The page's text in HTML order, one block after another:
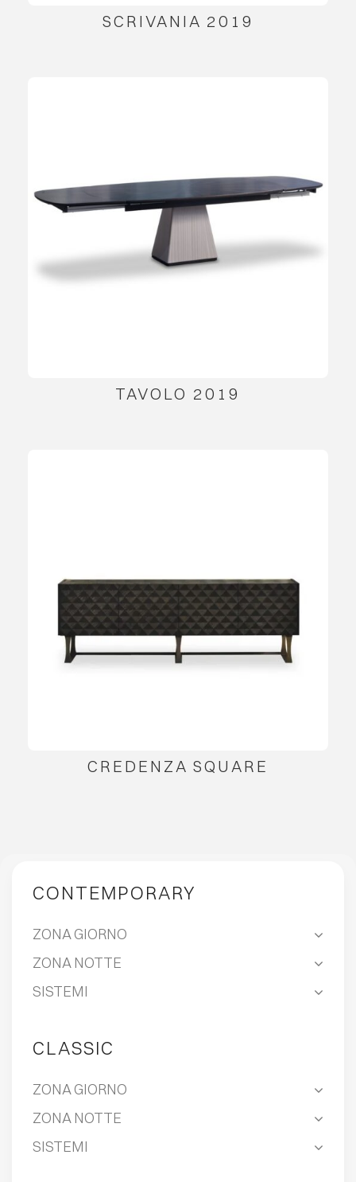
SCRIVANIA 2019
TAVOLO 2019
CREDENZA SQUARE
CONTEMPORARY
ZONA GIORNO
ZONA NOTTE
SISTEMI
CLASSIC
ZONA GIORNO
ZONA NOTTE
SISTEMI